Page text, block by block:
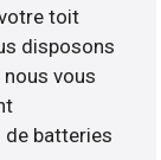
toit
disposons
vous
de batteries